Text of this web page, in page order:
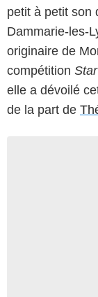
petit à petit son
Dammarie-les-
originaire de
compétition
elle a dévoilé
de la part de